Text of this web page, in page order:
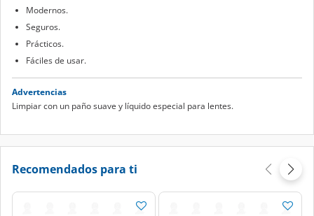
Modernos.
Seguros.
Prácticos.
Fáciles de usar.
Advertencias
Limpiar con un paño suave y líquido especial para lentes.
Recomendados para ti